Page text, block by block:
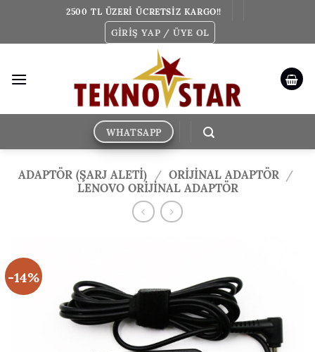
2500 TL ÜZERİ ÜCRETSİZ KARGO!!
GIRIŞ YAP / ÜYE OL
WHATSAPP
ADAPTÖR (ŞARJ ALETİ) / ORIJINAL ADAPTÖR /
LENOVO ORIJINAL ADAPTÖR
-14%